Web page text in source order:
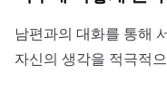
남편과의 대화를 통해
자신의 생각을 적극적